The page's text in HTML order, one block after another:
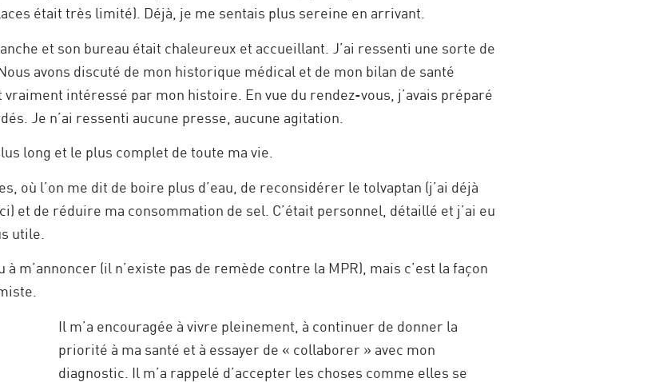
était très limité). Déjà, je me sentais plus sereine en arrivant.
et son bureau était chaleureux et accueillant. J’ai ressenti une sorte de
avons discuté de mon historique médical et de mon bilan de santé
intéressé par mon histoire. En vue du rendez-vous, j’avais préparé
Je n’ai ressenti aucune presse, aucune agitation.
long et le plus complet de toute ma vie.
où l’on me dit de boire plus d’eau, de reconsidérer le tolvaptan (j’ai déjà
et de réduire ma consommation de sel. C’était personnel, détaillé et j’ai eu
utile.
m’annoncer (il n’existe pas de remède contre la MPR), mais c’est la façon
Il m’a encouragée à vivre pleinement, à continuer de donner la
priorité à ma santé et à essayer de « collaborer » avec mon
diagnostic. Il m’a rappelé d’accepter les choses comme elles se